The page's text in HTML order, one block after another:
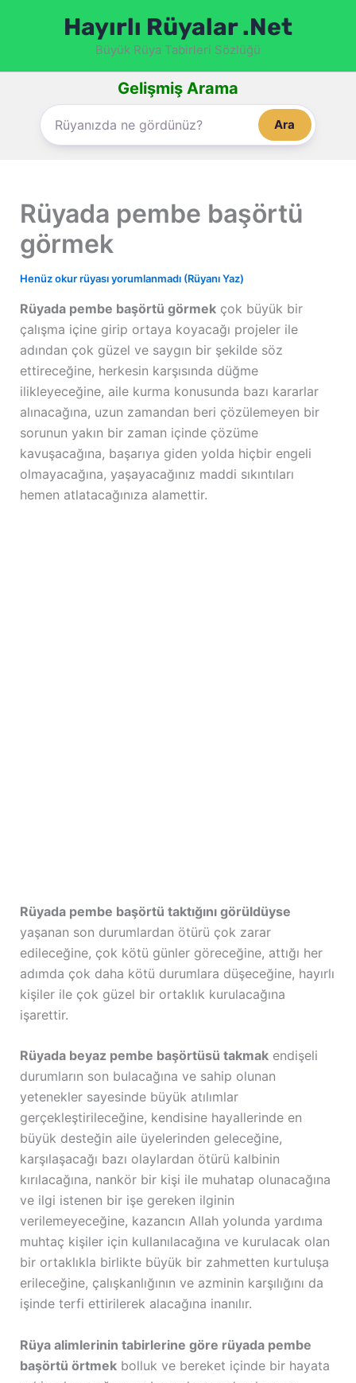
Hayırlı Rüyalar .Net
Büyük Rüya Tabirleri Sözlüğü
Gelişmiş Arama
Ara
Rüyada pembe başörtü
görmek
Henüz okur rüyası yorumlanmadı (Rüyanı Yaz)
Rüyada pembe başörtü görmekçok büyük bir
çalışma içine girip ortaya koyacağı projeler ile
adından çok güzel ve saygın bir şekilde söz
ettireceğine, herkesin karşısında düğme
ilikleyeceğine, aile kurma konusunda bazı kararlar
alınacağına, uzun zamandan beri çözülemeyen bir
sorunun yakın bir zaman içinde çözüme
kavuşacağına, başarıya giden yolda hiçbir engeli
olmayacağına, yaşayacağınız maddi sıkıntıları
hemen atlatacağınıza alamettir.
Rüyada pembe başörtü taktığını görüldüyse
yaşanan son durumlardan ötürü çok zarar
edileceğine, çok kötü günler göreceğine, attığı her
adımda çok daha kötü durumlara düşeceğine, hayırlı
kişiler ile çok güzel bir ortaklık kurulacağına
işarettir.
Rüyada beyaz pembe başörtüsü takmakendişeli
durumların son bulacağına ve sahip olunan
yetenekler sayesinde büyük atılımlar
gerçekleştirileceğine, kendisine hayallerinde en
büyük desteğin aile üyelerinden geleceğine,
karşılaşacağı bazı olaylardan ötürü kalbinin
kırılacağına, nankör bir kişi ile muhatap olunacağına
ve ilgi istenen bir işe gereken ilginin
verilemeyeceğine, kazancın Allah yolunda yardıma
muhtaç kişiler için kullanılacağına ve kurulacak olan
bir ortaklıkla birlikte büyük bir zahmetten kurtuluşa
erileceğine, çalışkanlığının ve azminin karşılığını da
işinde terfi ettirilerek alacağına inanılır.
Rüya alimlerinin tabirlerine göre rüyada pembe
başörtü örtmekbolluk ve bereket içinde bir hayata